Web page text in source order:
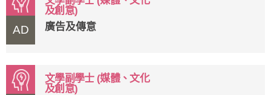
AD
及創意)
廣告及傳意
文學副學士 (媒體、文化
及創意)